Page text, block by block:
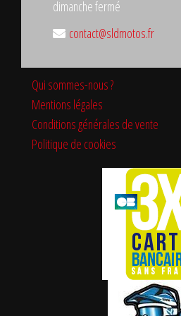
dimanche fermé
contact@sldmotos.fr
Qui sommes-nous ?
Mentions légales
Conditions générales de vente
Politique de cookies